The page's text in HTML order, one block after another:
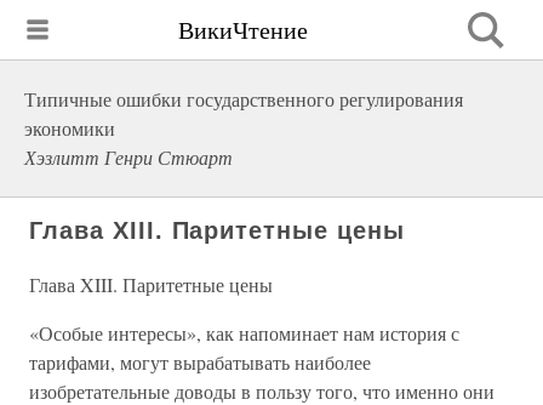
ВикиЧтение
Типичные ошибки государственного регулирования
экономики
Хэзлитт Генри Стюарт
Глава XIII. Паритетные цены
Глава XIII. Паритетные цены
«Особые интересы», как напоминает нам история с
тарифами, могут вырабатывать наиболее
изобретательные доводы в пользу того, что именно они